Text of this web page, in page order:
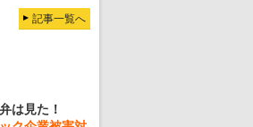
記事一覧へ
は見た！